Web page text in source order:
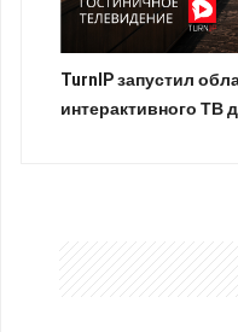
TurnIP запустил
интерактивного ТВ